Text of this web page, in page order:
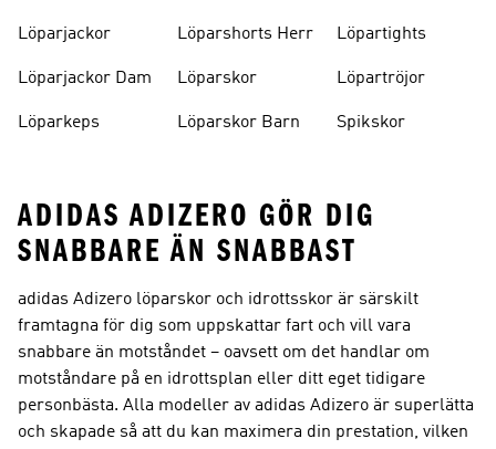
Löparjackor
Löparjackor Dam
Löparkeps
Löparshorts Herr
Löparskor
Löparskor Barn
Löpartights
Löpartröjor
Spikskor
ADIDAS ADIZERO GÖR DIG
SNABBARE ÄN SNABBAST
adidas Adizero löparskor och idrottsskor är särskilt
framtagna för dig som uppskattar fart och vill vara
snabbare än motståndet – oavsett om det handlar om
motståndare på en idrottsplan eller ditt eget tidigare
personbästa. Alla modeller av adidas Adizero är superlätta
och skapade så att du kan maximera din prestation, vilken